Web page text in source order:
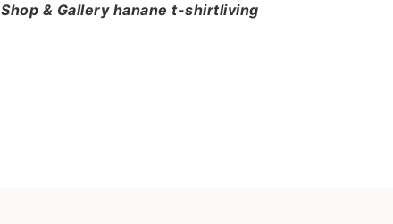
Shop & Gallery hanane t-shirtliving